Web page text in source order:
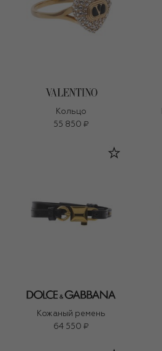
Кольцо
55 850 ₽
Кожаный ремень
64 550 ₽